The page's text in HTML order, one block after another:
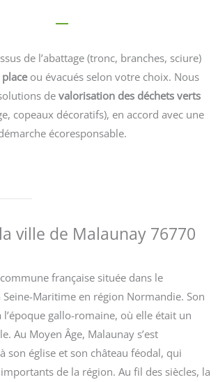
de l’abattage (tronc, branches, sciure)
ou évacués selon votre choix. Nous
de valorisation des déchets verts
copeaux décoratifs), en accord avec une
écoresponsable.
ville de Malaunay 76770
française située dans le
Maritime en région Normandie. Son
gallo-romaine, où elle était un
Au Moyen Âge, Malaunay s’est
son église et son château féodal, qui
de la région. Au fil des siècles, la